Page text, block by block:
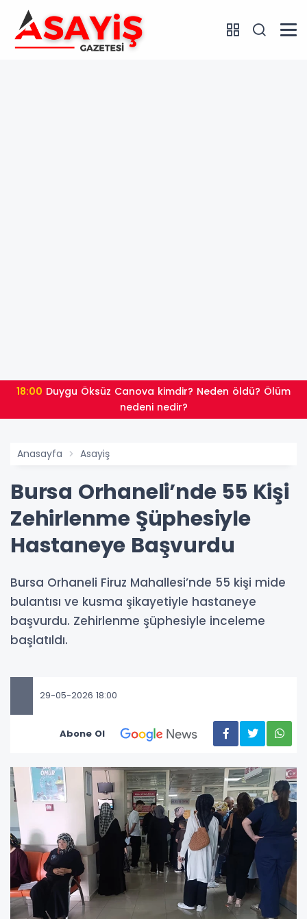
18:00
nedeni nedir?
Anasayfa Asayiş
Bursa Orhaneli’nde 55 Kişi
Zehirlenme Şüphesiyle
Hastaneye Başvurdu
Bursa Orhaneli Firuz Mahallesi’nde 55 kişi mide
bulantısı ve kusma şikayetiyle hastaneye
başvurdu. Zehirlenme şüphesiyle inceleme
başlatıldı.
29-05-2026 18:00
Abone Ol